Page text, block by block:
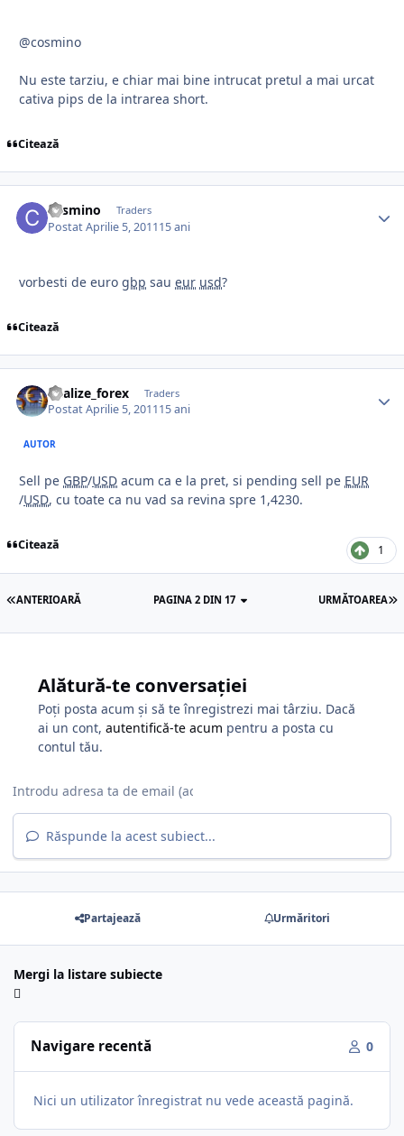
@cosmino
Nu este tarziu, e chiar mai bine intrucat pretul a mai urcat
cativa pips de la intrarea short.
Citează
cosmino Traders
PostatAprilie 5, 201115 ani
vorbesti de euro gbp sau eur usd?
Citează
analize_forex Traders
PostatAprilie 5, 201115 ani
AUTOR
Sell pe GBP/USD acum ca e la pret, si pending sell pe EUR
/USD, cu toate ca nu vad sa revina spre 1,4230.
Citează 1
ANTERIOARĂ URMĂTOAREA
PAGINA 2 DIN 17
Alătură-te conversației
Poți posta acum și să te înregistrezi mai târziu. Dacă
ai un cont, autentifică-te acum pentru a posta cu
contul tău.
Răspunde la acest subiect...
Partajează Urmăritori
Mergi la listare subiecte
Navigare recentă 0
Nici un utilizator înregistrat nu vede această pagină.